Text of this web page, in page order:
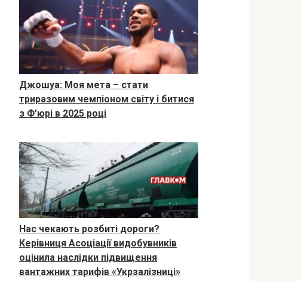
Джошуа: Моя мета – стати
триразовим чемпіоном світу і битися
з Ф’юрі в 2025 році
Нас чекають розбиті дороги?
Керівниця Асоціації видобувників
оцінила наслідки підвищення
вантажних тарифів «Укрзалізниці»